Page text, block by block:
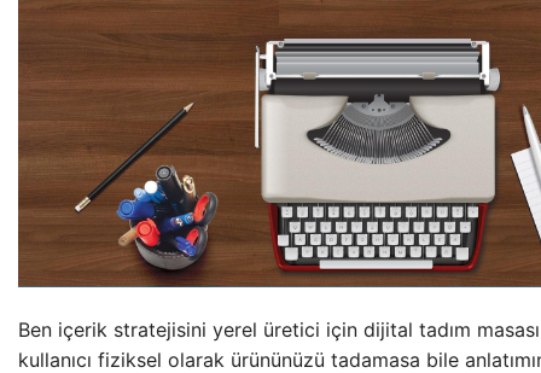
Ben içerik stratejisini yerel üretici için dijital tadım
kullanıcı fiziksel olarak ürününüzü tadamasa bile